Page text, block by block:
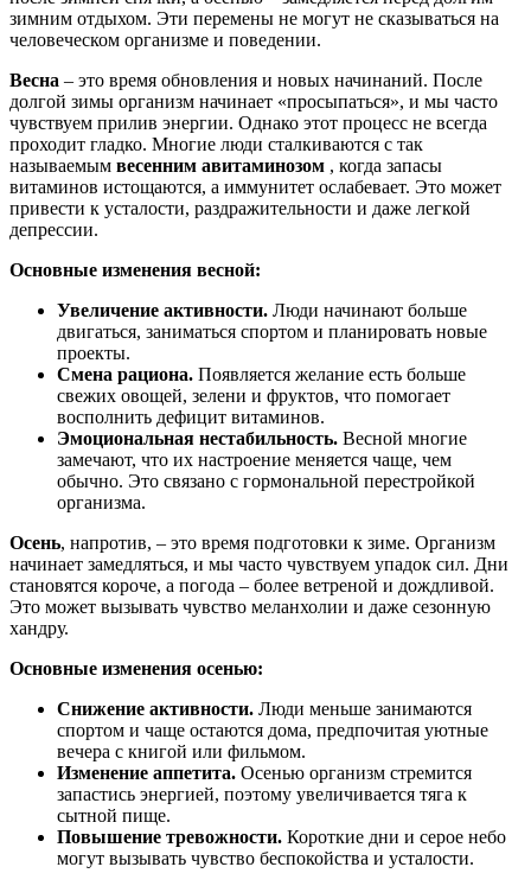
зимним отдыхом. Эти перемены не могут не сказываться на
человеческом организме и поведении.
Весна – это время обновления и новых начинаний. После
долгой зимы организм начинает «просыпаться», и мы часто
чувствуем прилив энергии. Однако этот процесс не всегда
проходит гладко. Многие люди сталкиваются с так
называемым весенним авитаминозом , когда запасы
витаминов истощаются, а иммунитет ослабевает. Это может
привести к усталости, раздражительности и даже легкой
депрессии.
Основные изменения весной:
Увеличение активности. Люди начинают больше
двигаться, заниматься спортом и планировать новые
проекты.
Смена рациона. Появляется желание есть больше
свежих овощей, зелени и фруктов, что помогает
восполнить дефицит витаминов.
Эмоциональная нестабильность. Весной многие
замечают, что их настроение меняется чаще, чем
обычно. Это связано с гормональной перестройкой
организма.
Осень, напротив, – это время подготовки к зиме. Организм
начинает замедляться, и мы часто чувствуем упадок сил. Дни
становятся короче, а погода – более ветреной и дождливой.
Это может вызывать чувство меланхолии и даже сезонную
хандру.
Основные изменения осенью:
Снижение активности. Люди меньше занимаются
спортом и чаще остаются дома, предпочитая уютные
вечера с книгой или фильмом.
Изменение аппетита. Осенью организм стремится
запастись энергией, поэтому увеличивается тяга к
сытной пище.
Повышение тревожности. Короткие дни и серое небо
могут вызывать чувство беспокойства и усталости.